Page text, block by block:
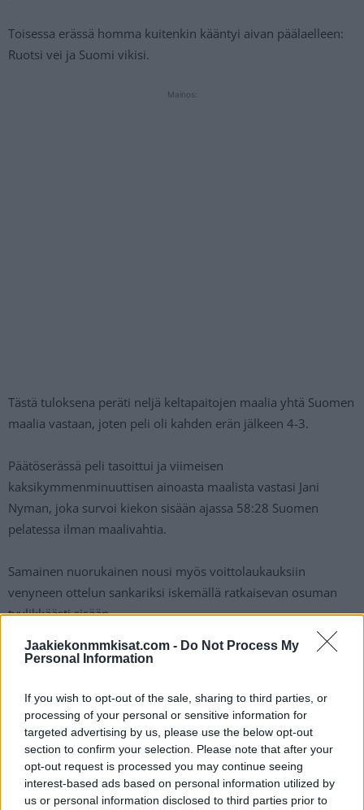
Jaakiekonmmkisat.com - Do Not Process My
Personal Information
If you wish to opt-out of the sale, sharing to third parties, or
processing of your personal or sensitive information for
targeted advertising by us, please use the below opt-out
section to confirm your selection. Please note that after your
opt-out request is processed you may continue seeing
interest-based ads based on personal information utilized by
us or personal information disclosed to third parties prior to
Toisessa erässä homma kuitenkin kääntyi aivan päälaelleen:
Ruotsi vei ja Suomi vikisi.
Mainos:
Tästä tuloksena peräti neljä keltapaitojen maalia yhtä Suomen
maalia vastaan, joten peli oli kahden erän jälkeen 4-3.
Päätöserässä peli tasoittui ja viimeisen
kaksikymmenminuuttisen ainoasta maalista vastasi Jani
Nyman, joka survoi kiekon sisään ajassa 58:28 Suomen
pelatessa ilman maalivahtia.
Samainen nuorukainen nousi myös voittolaukauksiin
venyneen ottelun sankariksi iskemällä ratkaisevan osuman
tyylikkäästi sisään.
Jani Nyman iski Nuoret Leijonat voittoon:
https://twitter.com/IIHFHockey/status/17414966901571666
Mikäli video ei syystä tai toisesta näy, voit katsoa sen
tilillä.